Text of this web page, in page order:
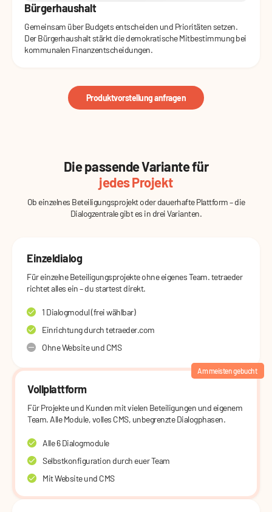
Bürgerhaushalt
Gemeinsam über Budgets entscheiden und Prioritäten setzen.
Der Bürgerhaushalt stärkt die demokratische Mitbestimmung bei
kommunalen Finanzentscheidungen.
Produktvorstellung anfragen
Die passende Variante für
jedes Projekt
Ob einzelnes Beteiligungsprojekt oder dauerhafte Plattform – die
Dialogzentrale gibt es in drei Varianten.
Einzeldialog
Für einzelne Beteiligungsprojekte ohne eigenes Team. tetraeder
richtet alles ein – du startest direkt.
1 Dialogmodul (frei wählbar)
Einrichtung durch tetraeder.com
Ohne Website und CMS
Vollplattform
Am meisten gebucht
Für Projekte und Kunden mit vielen Beteiligungen und eigenem
Team. Alle Module, volles CMS, unbegrenzte Dialogphasen.
Alle 6 Dialogmodule
Selbstkonfiguration durch euer Team
Mit Website und CMS